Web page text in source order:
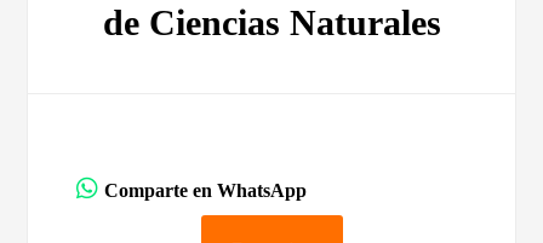
de Ciencias Naturales
Comparte en WhatsApp